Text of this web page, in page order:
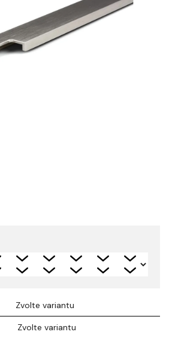
Zvolte variantu
Zvolte variantu